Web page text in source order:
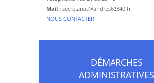
Mail : secretariat@andres62340.fr
​NOUS CONTACTER
DÉMARCHES
ADMINISTRATIVES